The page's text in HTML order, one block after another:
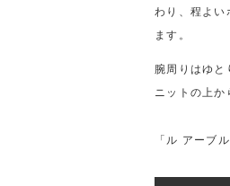
わり、程よい
ます。
腕周りはゆと
ニットの上か
「ル アーブ